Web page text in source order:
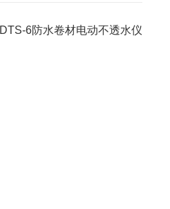
DTS-6防水卷材电动不透水仪